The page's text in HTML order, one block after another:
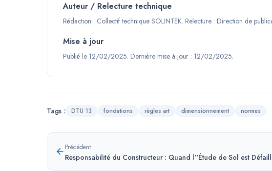
Auteur / Relecture technique
Rédaction : Collectif technique SOLINTEK. Relecture : Direction de
Mise à jour
Publié le 12/02/2025. Dernière mise à jour : 12/02/2025.
Tags : DTU 13 fondations règles art dimensionnement normes
Précédent
Responsabilité du Constructeur : Quand l''Étude de Sol est